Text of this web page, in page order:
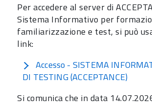
Per accedere al server di
Sistema Informativo per
familiarizzazione e test, si può
link:
Accesso - SISTEMA
DI TESTING (ACCEPTANCE)
Si comunica che in data